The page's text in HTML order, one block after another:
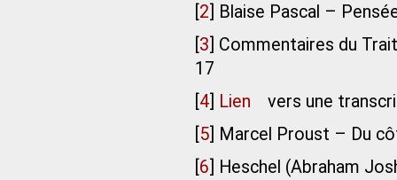
2
Blaise Pascal –
3 Commentaires du
17
4 Lien
vers une
5
Marcel Proust – Du
6
Heschel (Abraham